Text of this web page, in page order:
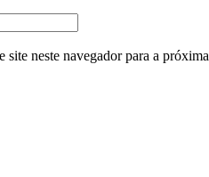
site neste navegador para a